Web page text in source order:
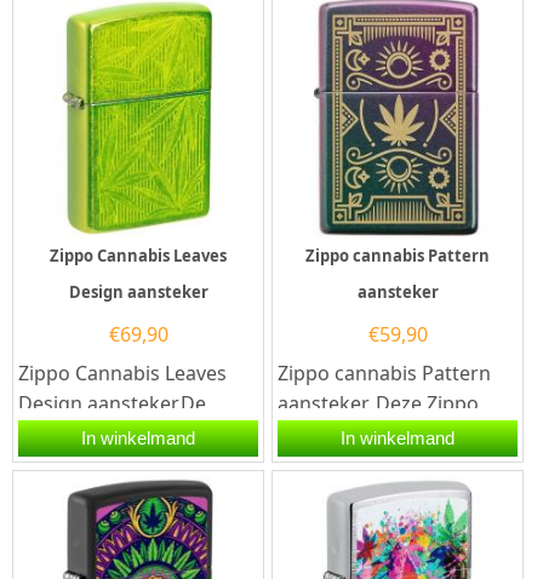
brass afwerking...
een mat zwarte...
Zippo Cannabis Leaves
Design aansteker
€69,90
Zippo Cannabis Leaves
Design aansteker.De
Zippo Cannabis Leaves
Design aansteker heeft
In winkelmand
Zippo cannabis Pattern
aansteker
€59,90
Zippo cannabis Pattern
aansteker. Deze Zippo
aansteker heeft een
iridescent kleurig
afwerking en...
In winkelmand